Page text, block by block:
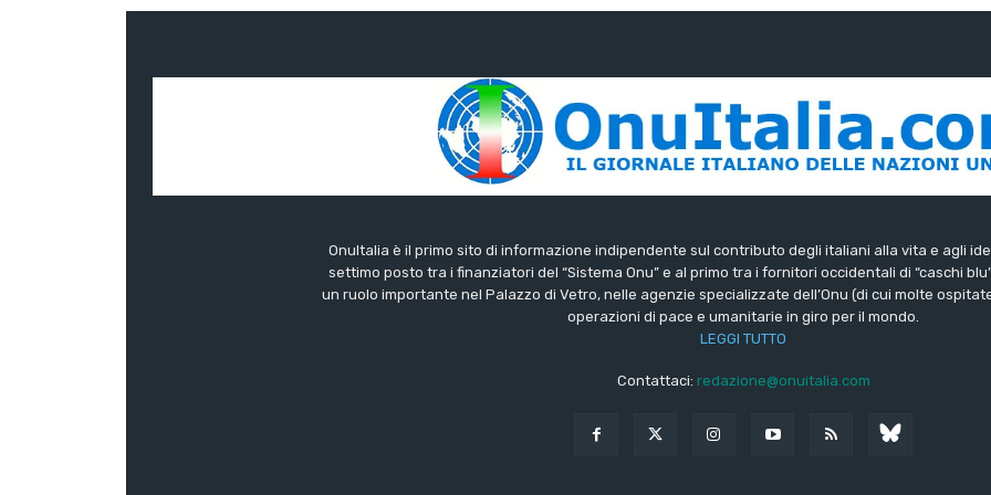
OnuItalia è il primo sito di informazione indipendente sul contributo degli italiani alla vita e agli
settimo posto tra i finanziatori del “Sistema Onu” e al primo tra i fornitori occidentali di “caschi
un ruolo importante nel Palazzo di Vetro, nelle agenzie specializzate dell’Onu (di cui molte
operazioni di pace e umanitarie in giro per il mondo.
LEGGI TUTTO
Contattaci: redazione@onuitalia.com